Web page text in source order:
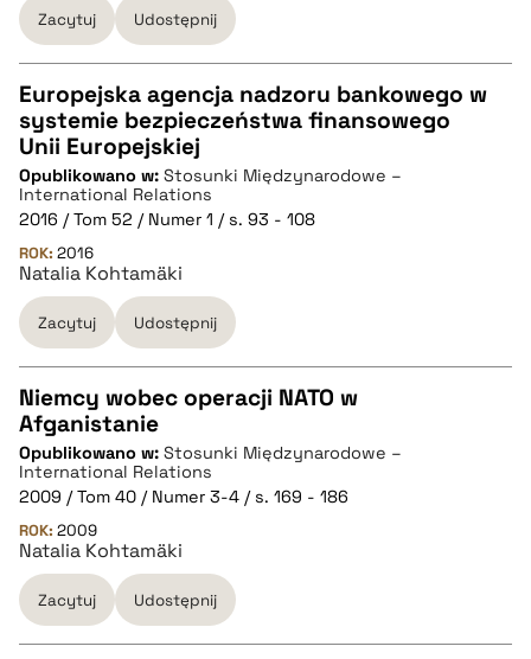
pobierz cytat
Zacytuj Udostępnij
CZYSTY TEKST
pobierz cytat
BIBTEX
pobierz cytat
Europejska agencja nadzoru bankowego w
systemie bezpieczeństwa finansowego
Unii Europejskiej
Opublikowano w: Stosunki Międzynarodowe –
International Relations
2016 / Tom 52 / Numer 1 / s. 93 - 108
ROK: 2016
Natalia Kohtamäki
Zacytuj Udostępnij
CZYSTY TEKST
pobierz cytat
BIBTEX
pobierz cytat
Niemcy wobec operacji NATO w
Afganistanie
Opublikowano w: Stosunki Międzynarodowe –
International Relations
2009 / Tom 40 / Numer 3-4 / s. 169 - 186
ROK: 2009
Natalia Kohtamäki
Zacytuj Udostępnij